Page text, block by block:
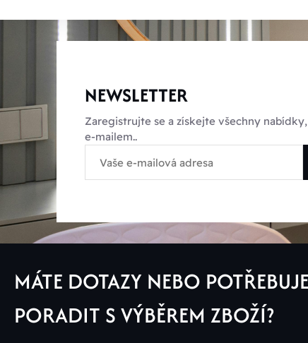
NEWSLETTER
Zaregistrujte se a získejte všechny
e-mailem..
MÁTE DOTAZY NEBO
PORADIT S VÝBĚREM ZBOŽÍ?